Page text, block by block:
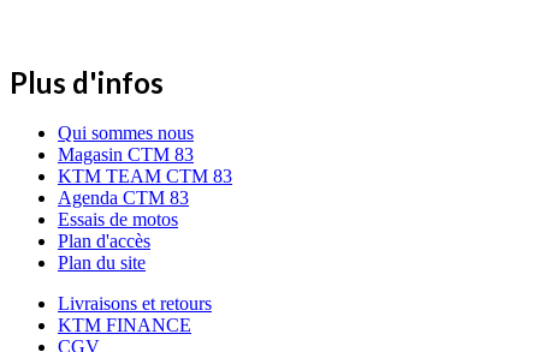
Plus d'infos
Qui sommes nous
Magasin CTM 83
KTM TEAM CTM 83
Agenda CTM 83
Essais de motos
Plan d'accès
Plan du site
Livraisons et retours
KTM FINANCE
CGV